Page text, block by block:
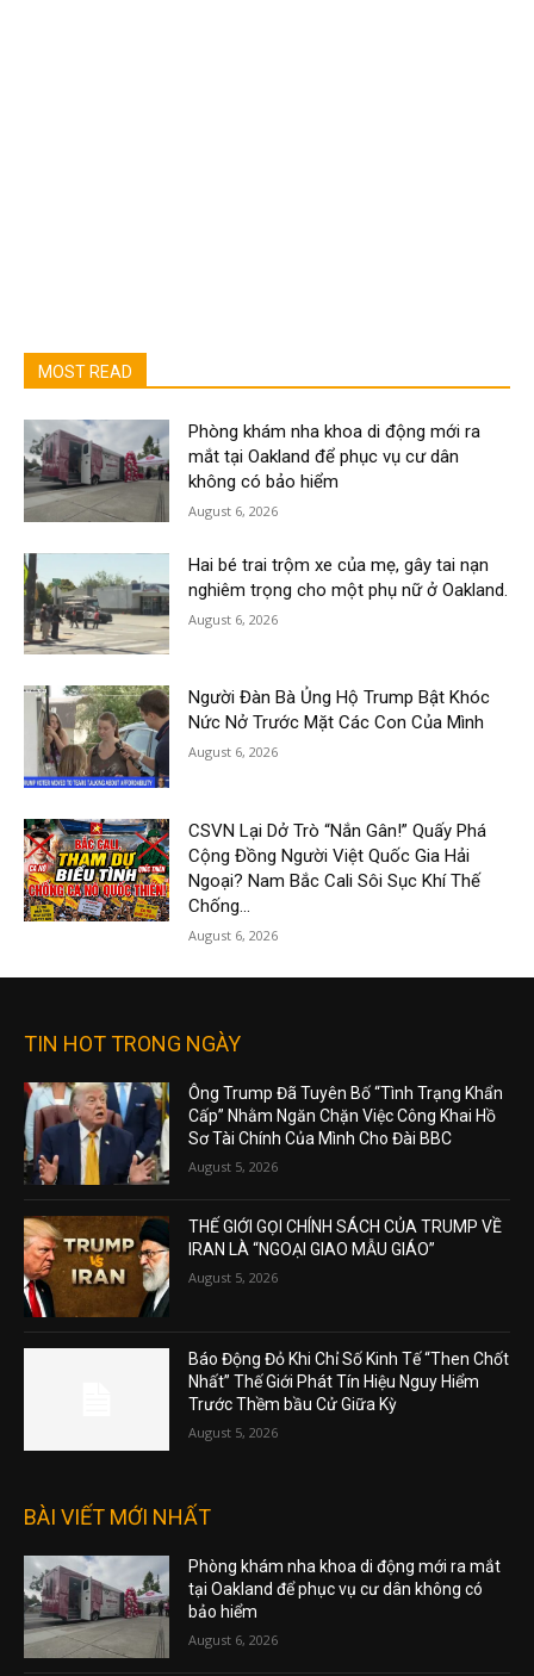
MOST READ
Phòng khám nha khoa di động mới ra
mắt tại Oakland để phục vụ cư dân
không có bảo hiểm
August 6, 2026
Hai bé trai trộm xe của mẹ, gây tai nạn
nghiêm trọng cho một phụ nữ ở Oakland.
August 6, 2026
Người Đàn Bà Ủng Hộ Trump Bật Khóc
Nức Nở Trước Mặt Các Con Của Mình
August 6, 2026
CSVN Lại Dở Trò “Nắn Gân!” Quấy Phá
Cộng Đồng Người Việt Quốc Gia Hải
Ngoại? Nam Bắc Cali Sôi Sục Khí Thế
Chống...
August 6, 2026
TIN HOT TRONG NGÀY
Ông Trump Đã Tuyên Bố “Tình Trạng Khẩn
Cấp” Nhằm Ngăn Chặn Việc Công Khai Hồ
Sơ Tài Chính Của Mình Cho Đài BBC
August 5, 2026
THẾ GIỚI GỌI CHÍNH SÁCH CỦA TRUMP VỀ
IRAN LÀ “NGOẠI GIAO MẪU GIÁO”
August 5, 2026
Báo Động Đỏ Khi Chỉ Số Kinh Tế “Then Chốt
Nhất” Thế Giới Phát Tín Hiệu Nguy Hiểm
Trước Thềm bầu Cử Giữa Kỳ
August 5, 2026
BÀI VIẾT MỚI NHẤT
Phòng khám nha khoa di động mới ra mắt
tại Oakland để phục vụ cư dân không có
bảo hiểm
August 6, 2026